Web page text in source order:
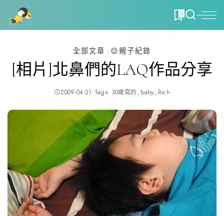
0
全部文章 😌親子紀錄
[相片]北鼻們的LAQ作品分享
2009-04-21 Tags: 30歲寫的 baby Rich